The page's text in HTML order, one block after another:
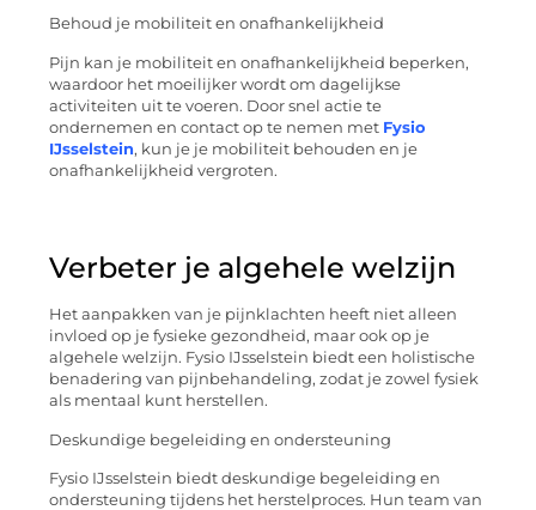
Behoud je mobiliteit en onafhankelijkheid
Pijn kan je mobiliteit en onafhankelijkheid beperken,
waardoor het moeilijker wordt om dagelijkse
activiteiten uit te voeren. Door snel actie te
ondernemen en contact op te nemen met Fysio
IJsselstein, kun je je mobiliteit behouden en je
onafhankelijkheid vergroten.
Verbeter je algehele welzijn
Het aanpakken van je pijnklachten heeft niet alleen
invloed op je fysieke gezondheid, maar ook op je
algehele welzijn. Fysio IJsselstein biedt een holistische
benadering van pijnbehandeling, zodat je zowel fysiek
als mentaal kunt herstellen.
Deskundige begeleiding en ondersteuning
Fysio IJsselstein biedt deskundige begeleiding en
ondersteuning tijdens het herstelproces. Hun team van